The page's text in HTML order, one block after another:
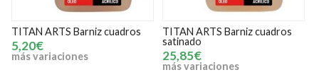
TITAN ARTS Barniz cuadros
satinado
25,85€
TITAN ARTS Barniz retoque
100 ml
6,15€